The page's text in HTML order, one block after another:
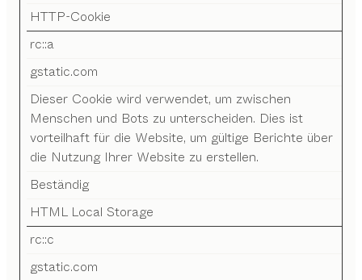
HTTP-Cookie
rc::a
gstatic.com
Dieser Cookie wird verwendet, um zwischen
Menschen und Bots zu unterscheiden. Dies ist
vorteilhaft für die Website, um gültige Berichte über
die Nutzung Ihrer Website zu erstellen.
Beständig
HTML Local Storage
rc::c
gstatic.com